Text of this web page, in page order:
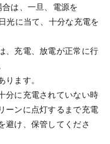
は、一旦、電源を
光に当て、十分な充電を
、充電、放電が正常に行
ります。
分に充電されていない時
ーンに点灯するまで充電
避け、保管してくださ